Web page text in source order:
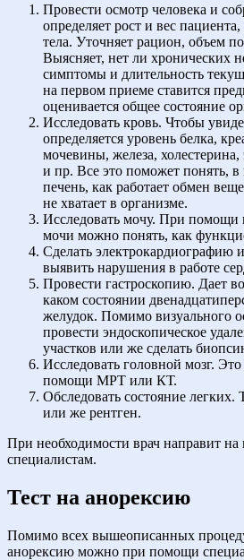
Провести осмотр человека и
определяет рост и вес
тела. Уточняет рацион, объем
Выясняет, нет ли хронических
симптомы и длительность
на первом приеме ставится
оценивается общее состояние
Исследовать кровь. Чтобы
определяется уровень белка,
мочевины, железа,
и пр. Все это поможет понять, в
печень, как работает обмен
не хватает в организме.
Исследовать мочу. При помощи
мочи можно понять, как
Сделать
выявить нарушения в работе
Провести гастроскопию. Дает
каком состоянии
желудок. Помимо визуального
провести эндоскопическое
участков или же сделать
Исследовать головной мозг.
помощи МРТ или КТ.
Обследовать состояние
или же рентген.
При необходимости врач направит
специалистам.
Тест на анорексию
Помимо всех вышеописанных
анорексию можно при помощи